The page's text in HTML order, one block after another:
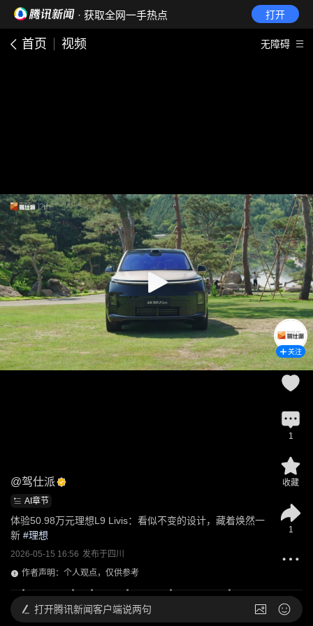
· 获取全网一手热点 打开
首页 视频 无障碍
@驾仕派
AI章节
体验50.98万元理想L9 Livis：看似不变的设计，藏着焕然一
新 #理想
2026-05-15 16:56 发布于四川
作者声明：个人观点，仅供参考
关注
1
收藏
1
打开腾讯新闻客户端说两句